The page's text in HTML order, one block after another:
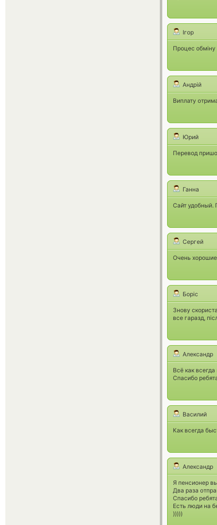
Ігор
Процес
Андрій
Виплату
Юрий
Перевод
Ганна
Сайт удобный.
Сергей
Очень хорошие
Боріс
Знову
все гаразд,
Александр
Всё как
Спасибо
Василий
Как всегда
Александр
Я пенсионер
Два раза
Спасибо
Есть люди на
)))))